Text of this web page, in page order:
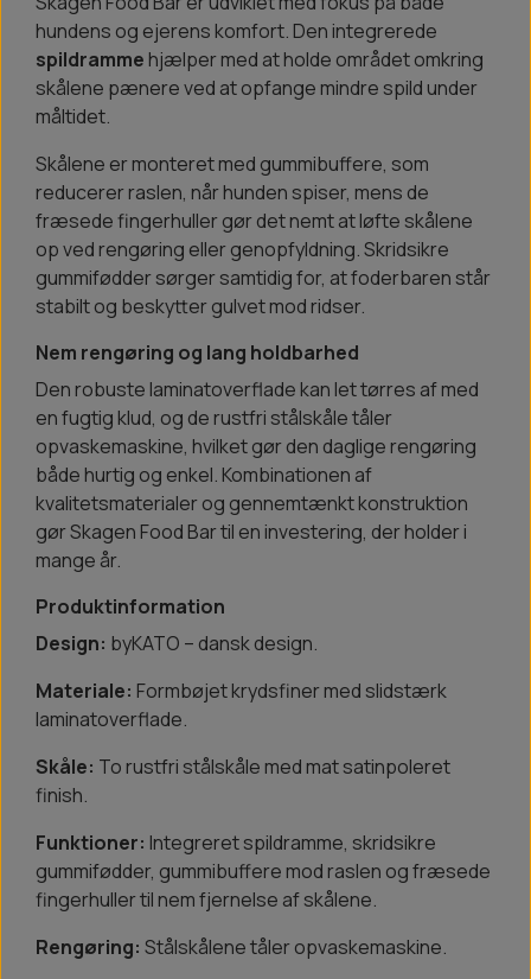
hundens og ejerens komfort. Den integrerede
spildramme hjælper med at holde området omkring
skålene pænere ved at opfange mindre spild under
måltidet.
Skålene er monteret med gummibuffere, som
reducerer raslen, når hunden spiser, mens de
fræsede fingerhuller gør det nemt at løfte skålene
op ved rengøring eller genopfyldning. Skridsikre
gummifødder sørger samtidig for, at foderbaren står
stabilt og beskytter gulvet mod ridser.
Nem rengøring og lang holdbarhed
Den robuste laminatoverflade kan let tørres af med
en fugtig klud, og de rustfri stålskåle tåler
opvaskemaskine, hvilket gør den daglige rengøring
både hurtig og enkel. Kombinationen af
kvalitetsmaterialer og gennemtænkt konstruktion
gør Skagen Food Bar til en investering, der holder i
mange år.
Produktinformation
Design: byKATO – dansk design.
Materiale: Formbøjet krydsfiner med slidstærk
laminatoverflade.
Skåle: To rustfri stålskåle med mat satinpoleret
finish.
Funktioner: Integreret spildramme, skridsikre
gummifødder, gummibuffere mod raslen og fræsede
fingerhuller til nem fjernelse af skålene.
Rengøring: Stålskålene tåler opvaskemaskine.